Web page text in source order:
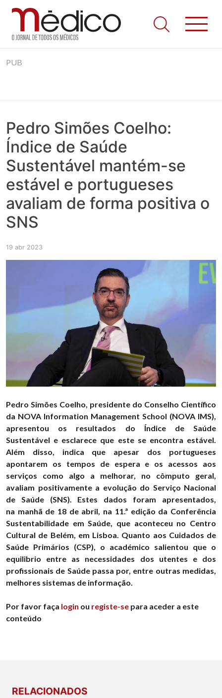
to
Jornal Médico
Médico – O Jornal de Todos os Médicos. Onde as notícias
realmente contam! Tudo o que se passa na Saúde!
PUB
Pedro Simões Coelho:
Índice de Saúde
Sustentável mantém-se
estável e portugueses
avaliam de forma positiva o
SNS
19 abr 2023
Pedro Simões Coelho, presidente do Conselho Científico
da NOVA Information Management School (NOVA IMS),
apresentou os resultados do Índice de Saúde
Sustentável e esclarece que este se encontra estável.
Além disso, indica que apesar dos portugueses
apontarem os tempos de espera e os acessos aos
serviços como algo a melhorar, no cômputo geral,
avaliam positivamente a evolução do Serviço Nacional
de Saúde (SNS). Estes dados foram apresentados,
na manhã de 18 de abril, na 11.ª edição da Conferência
Sustentabilidade em Saúde, que aconteceu no Centro
Cultural de Belém, em Lisboa. Quanto aos Cuidados de
Saúde Primários (CSP), o académico salientou que o
equilibrio entre as necessidades dos utentes e dos
profissionais de Saúde passa por, entre outras medidas,
melhores sistemas de informação.
Por favor faça login ou registe-se para aceder a este
conteúdo
RELACIONADOS